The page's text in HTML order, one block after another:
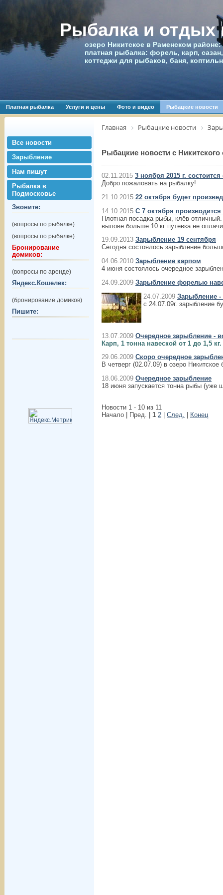
Рыбалка и отдых
озеро Никитское в Раменском
платная рыбалка: форель, карп,
коттеджи для рыбаков, баня,
Платная рыбалка Услуги и цены Фото и видео Рыбацкие новости
Все новости
Зарыбление
Нам пишут
Рыбалка в
Подмосковье
Звоните:
(вопросы по рыбалке)
(вопросы по рыбалке)
Бронирование
домиков:
(вопросы по аренде)
Яндекс.Кошелек:
(бронирование домиков)
Пишите:
Главная Рыбацкие новости
Рыбацкие новости с
02.11.2015 3 ноября 2015 г.
Добро пожаловать на рыбалку!
21.10.2015 22 октября будет
14.10.2015 С 7 октября
Плотная посадка рыбы, клёв
вылове больше 10 кг путевка не
19.09.2013 Зарыбление 19 сентября
Сегодня состоялось зарыбление
04.06.2010 Зарыбление карпом
4 июня состоялось очередное
24.09.2009 Зарыбление форелью
24.07.2009 Зарыбление -
с 24.07.09г. зарыбление
13.07.2009 Очередное зарыбление -
Карп, 1 тонна навеской от 1 до 1,5 кг.
29.06.2009 Скоро очередное
В четверг (02.07.09) в озеро
18.06.2009 Очередное зарыбление
18 июня запускается тонна рыбы (уже
Новости 1 - 10 из 11
Начало | Пред. | 1 2 След. Конец